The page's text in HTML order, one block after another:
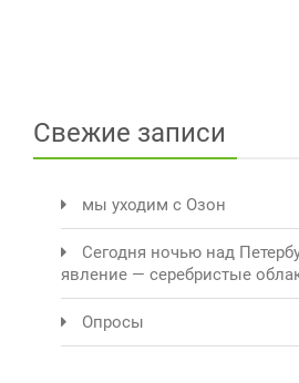
Свежие записи
мы уходим с Озон
Сегодня ночью над
явление — серебристые
Опросы